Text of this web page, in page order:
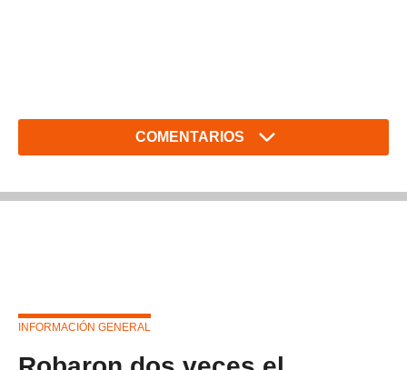
COMENTARIOS